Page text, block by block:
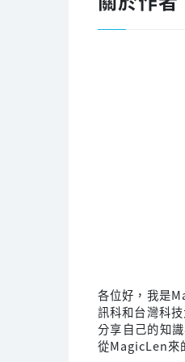
各位好，我是
訊科和台灣科
分享自己的知
從MagicLen來